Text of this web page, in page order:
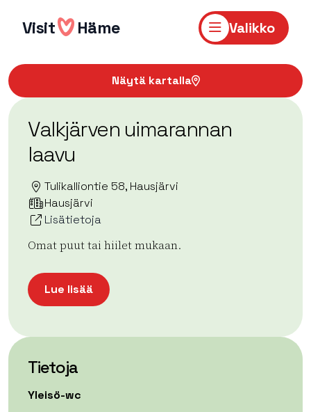
sisältöön
Visit Häme Valikko
Näytä kartalla
Valkjärven uimarannan
laavu
Tulikalliontie 58, Hausjärvi
Hausjärvi
Lisätietoja
Omat puut tai hiilet mukaan.
Lue lisää
Tietoja
Yleisö-wc